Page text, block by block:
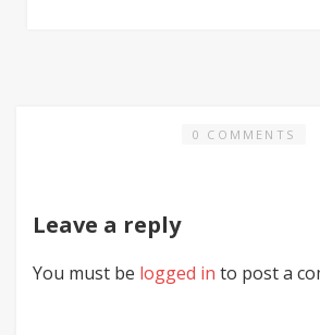
0 COMMENTS
Leave a reply
You must be logged in to post a